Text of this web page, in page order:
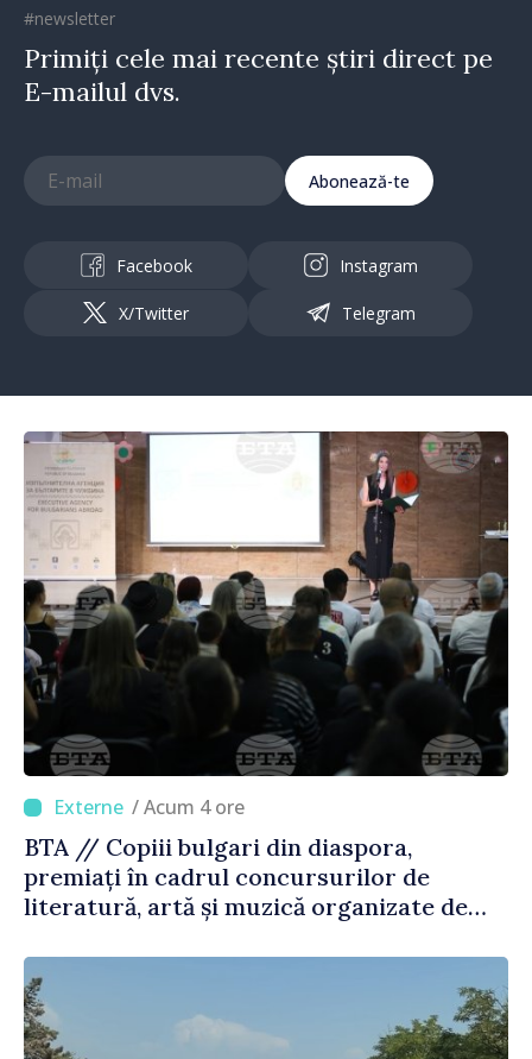
#newsletter
Primiți cele mai recente știri direct pe
E-mailul dvs.
Abonează-te
Facebook Instagram
X/Twitter Telegram
/ Acum 4 ore
BTA // Copiii bulgari din diaspora,
premiați în cadrul concursurilor de
literatură, artă și muzică organizate de
Străinătate